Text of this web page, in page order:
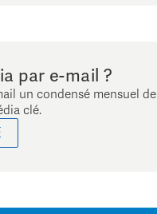
par e-mail ?
un condensé mensuel de
clé.